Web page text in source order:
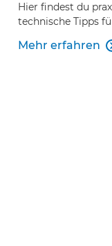
Hier findest du
technische Tipps
Mehr erfahren